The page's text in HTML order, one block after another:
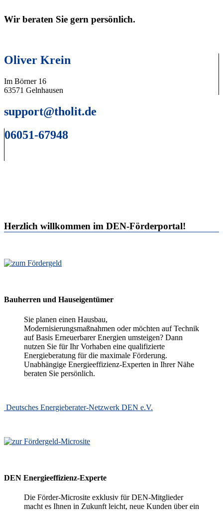
Wir beraten Sie gern persönlich.
Oliver Krein
Im Börner 16
63571 Gelnhausen
support@tholit.de
06051-67948
Herzlich willkommen im DEN-Förderportal!
Bauherren und Hauseigentümer
Sie planen einen Hausbau,
Modernisierungsmaßnahmen oder möchten auf Technik
auf Basis Erneuerbarer Energien umsteigen? Dann
nutzen Sie für Ihr Vorhaben eine qualifizierte
Energieberatung für die maximale Förderung.
Unabhängige Energieeffizienz-Experten in Ihrer Nähe
beraten Sie persönlich.
Deutsches Energieberater-Netzwerk DEN e.V.
DEN Energieeffizienz-Experte
Die Förder-Microsite exklusiv für DEN-Mitglieder
macht es Ihnen in Zukunft leicht, neue Kunden über ein